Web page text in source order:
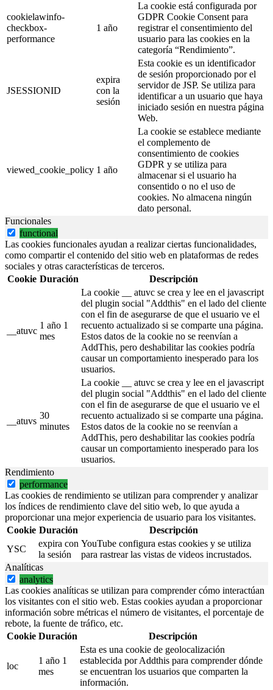
cookielawinfo-
checkbox-
performance
1 año
La cookie está configurada por
GDPR Cookie Consent para
registrar el consentimiento del
usuario para las cookies en la
categoría “Rendimiento”.
JSESSIONID
expira
con la
sesión
Esta cookie es un identificador
de sesión proporcionado por el
servidor de JSP. Se utiliza para
identificar a un usuario que haya
iniciado sesión en nuestra página
Web.
viewed_cookie_policy 1 año
La cookie se establece mediante
el complemento de
consentimiento de cookies
GDPR y se utiliza para
almacenar si el usuario ha
consentido o no el uso de
cookies. No almacena ningún
dato personal.
Funcionales
functional
Las cookies funcionales ayudan a realizar ciertas funcionalidades,
como compartir el contenido del sitio web en plataformas de redes
sociales y otras características de terceros.
Cookie Duración Descripción
__atuvc
1 año 1
mes
La cookie __ atuvc se crea y lee en el javascript
del plugin social "Addthis" en el lado del cliente
con el fin de asegurarse de que el usuario ve el
recuento actualizado si se comparte una página.
Estos datos de la cookie no se reenvían a
AddThis, pero deshabilitar las cookies podría
causar un comportamiento inesperado para los
usuarios.
__atuvs
30
minutes
La cookie __ atuvc se crea y lee en el javascript
del plugin social "Addthis" en el lado del cliente
con el fin de asegurarse de que el usuario ve el
recuento actualizado si se comparte una página.
Estos datos de la cookie no se reenvían a
AddThis, pero deshabilitar las cookies podría
causar un comportamiento inesperado para los
usuarios.
Rendimiento
performance
Las cookies de rendimiento se utilizan para comprender y analizar
los índices de rendimiento clave del sitio web, lo que ayuda a
proporcionar una mejor experiencia de usuario para los visitantes.
Cookie Duración
Descripción
YSC
expira con
la sesión
YouTube configura estas cookies y se utiliza
para rastrear las vistas de videos incrustados.
Analíticas
analytics
Las cookies analíticas se utilizan para comprender cómo interactúan
los visitantes con el sitio web. Estas cookies ayudan a proporcionar
información sobre métricas el número de visitantes, el porcentaje de
rebote, la fuente de tráfico, etc.
Cookie Duración Descripción
loc
1 año 1
mes
Esta es una cookie de geolocalización
establecida por Addthis para comprender dónde
se encuentran los usuarios que comparten la
información.